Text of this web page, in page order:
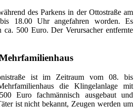
des Parkens in der Ottostraße am
18.00 Uhr angefahren worden. Es
ca. 500 Euro. Der Verursacher entfernte
ist im Zeitraum vom 08. bis
die Klingelanlage mit
Euro fachmännisch ausgebaut und
ist nicht bekannt, Zeugen werden um